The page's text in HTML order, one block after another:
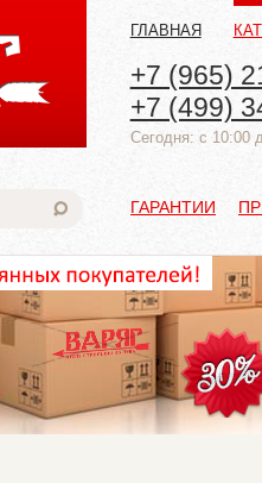
ГЛАВНАЯ
+7 (965)
+7 (499)
Cегодня: с 10:00
ГАРАНТИИ